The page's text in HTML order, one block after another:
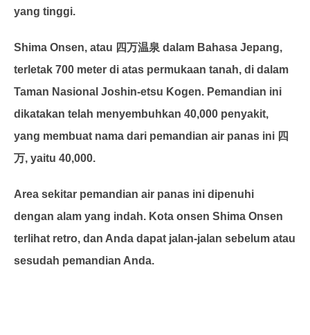
yang tinggi.
Shima Onsen, atau 四万温泉 dalam Bahasa Jepang,
terletak 700 meter di atas permukaan tanah, di dalam
Taman Nasional Joshin-etsu Kogen. Pemandian ini
dikatakan telah menyembuhkan 40,000 penyakit,
yang membuat nama dari pemandian air panas ini 四
万, yaitu 40,000.
Area sekitar pemandian air panas ini dipenuhi
dengan alam yang indah. Kota onsen Shima Onsen
terlihat retro, dan Anda dapat jalan-jalan sebelum atau
sesudah pemandian Anda.